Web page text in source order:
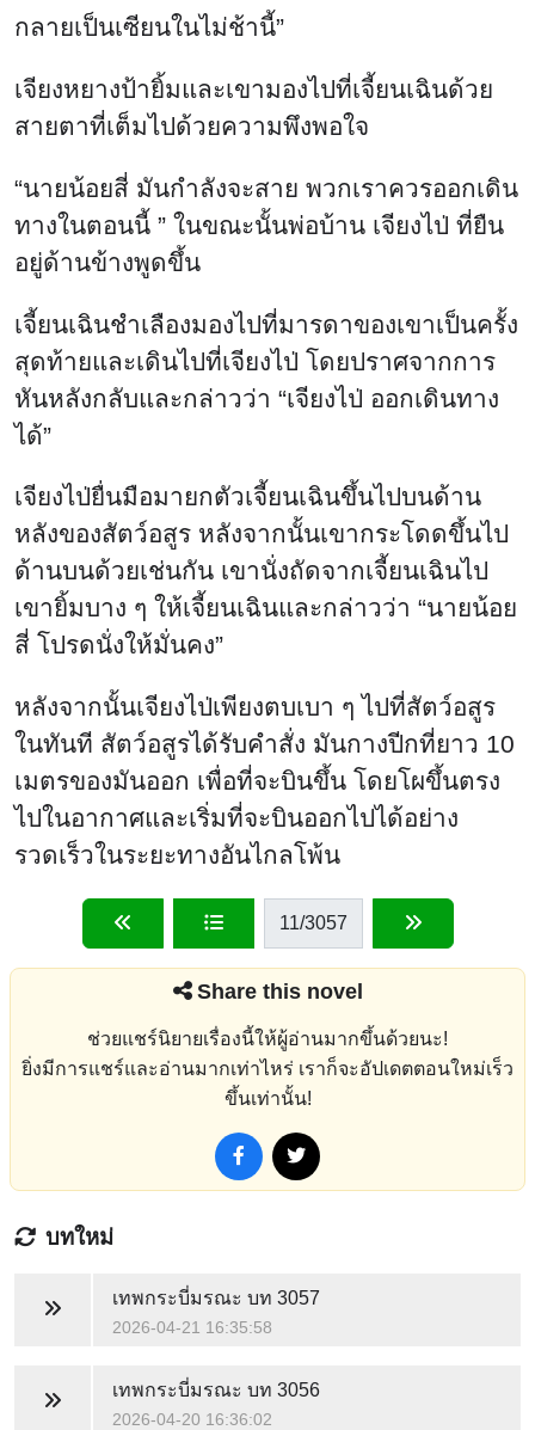
กลายเป็นเซียนในไม่ช้านี้”
เจียงหยางป้ายิ้มและเขามองไปที่เจี้ยนเฉินด้วย
สายตาที่เต็มไปด้วยความพึงพอใจ
“นายน้อยสี่ มันกำลังจะสาย พวกเราควรออกเดิน
ทางในตอนนี้ ” ในขณะนั้นพ่อบ้าน เจียงไป่ ที่ยืน
อยู่ด้านข้างพูดขึ้น
เจี้ยนเฉินชำเลืองมองไปที่มารดาของเขาเป็นครั้ง
สุดท้ายและเดินไปที่เจียงไป่ โดยปราศจากการ
หันหลังกลับและกล่าวว่า “เจียงไป่ ออกเดินทาง
ได้”
เจียงไป่ยื่นมือมายกตัวเจี้ยนเฉินขึ้นไปบนด้าน
หลังของสัตว์อสูร หลังจากนั้นเขากระโดดขึ้นไป
ด้านบนด้วยเช่นกัน เขานั่งถัดจากเจี้ยนเฉินไป
เขายิ้มบาง ๆ ให้เจี้ยนเฉินและกล่าวว่า “นายน้อย
สี่ โปรดนั่งให้มั่นคง”
หลังจากนั้นเจียงไป่เพียงตบเบา ๆ ไปที่สัตว์อสูร
ในทันที สัตว์อสูรได้รับคำสั่ง มันกางปีกที่ยาว 10
เมตรของมันออก เพื่อที่จะบินขึ้น โดยโผขึ้นตรง
ไปในอากาศและเริ่มที่จะบินออกไปได้อย่าง
รวดเร็วในระยะทางอันไกลโพ้น
11/3057
Share this novel
ช่วยแชร์นิยายเรื่องนี้ให้ผู้อ่านมากขึ้นด้วยนะ!
ยิ่งมีการแชร์และอ่านมากเท่าไหร่ เราก็จะอัปเดตตอนใหม่เร็ว
ขึ้นเท่านั้น!
บทใหม่
เทพกระบี่มรณะ บท 3057
2026-04-21 16:35:58
เทพกระบี่มรณะ บท 3056
2026-04-20 16:36:02